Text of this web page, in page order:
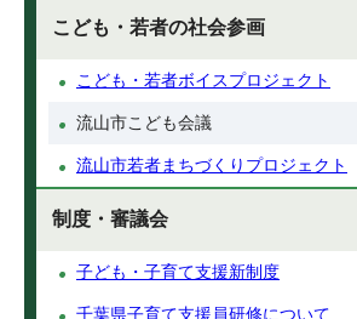
こども・若者の社会参画
こども・若者ボイスプロジェクト
流山市こども会議
流山市若者まちづくりプロジェクト
制度・審議会
子ども・子育て支援新制度
千葉県子育て支援員研修について